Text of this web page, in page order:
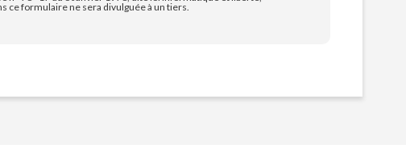
ce formulaire ne sera divulguée à un tiers.